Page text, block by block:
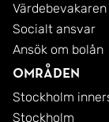
Värdebevakaren
Socialt ansvar
Ansök om bolån
Områden
Stockholm
Stockholm